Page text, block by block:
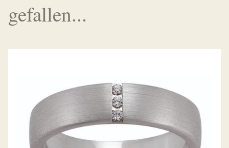
gefallen...
GERSTNER TRAURINGE